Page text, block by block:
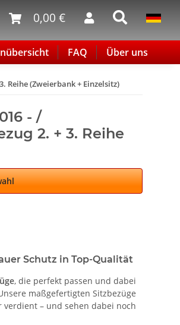
0,00 €
FAQ Über uns
Reihe (Zweierbank + Einzelsitz)
- /
2. + 3. Reihe
Schutz in Top-Qualität
, die perfekt passen und dabei
maßgefertigten Sitzbezüge
– und sehen dabei noch